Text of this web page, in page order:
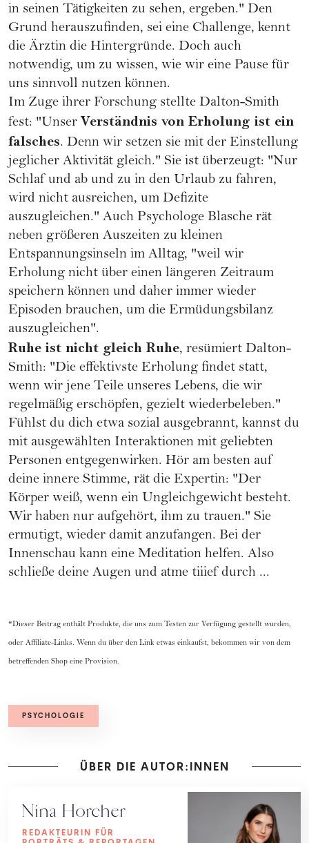
in seinen Tätigkeiten zu sehen, ergeben." Den
Grund herauszufinden, sei eine Challenge, kennt
die Ärztin die Hintergründe. Doch auch
notwendig, um zu wissen, wie wir eine Pause für
uns sinnvoll nutzen können.
Im Zuge ihrer Forschung stellte Dalton-Smith
fest: "Unser Verständnis von Erholung ist ein
falsches. Denn wir setzen sie mit der Einstellung
jeglicher Aktivität gleich." Sie ist überzeugt: "Nur
Schlaf und ab und zu in den Urlaub zu fahren,
wird nicht ausreichen, um Defizite
auszugleichen." Auch Psychologe Blasche rät
neben größeren Auszeiten zu kleinen
Entspannungsinseln im Alltag, "weil wir
Erholung nicht über einen längeren Zeitraum
speichern können und daher immer wieder
Episoden brauchen, um die Ermüdungsbilanz
auszugleichen".
Ruhe ist nicht gleich Ruhe, resümiert Dalton-
Smith: "Die effektivste Erholung findet statt,
wenn wir jene Teile unseres Lebens, die wir
regelmäßig erschöpfen, gezielt wiederbeleben."
Fühlst du dich etwa sozial ausgebrannt, kannst du
mit ausgewählten Interaktionen mit geliebten
Personen entgegenwirken. Hör am besten auf
deine innere Stimme, rät die Expertin: "Der
Körper weiß, wenn ein Ungleichgewicht besteht.
Wir haben nur aufgehört, ihm zu trauen." Sie
ermutigt, wieder damit anzufangen. Bei der
Innenschau kann eine Meditation helfen. Also
schließe deine Augen und atme tiiief durch ...
*Dieser Beitrag enthält Produkte, die uns zum Testen zur Verfügung gestellt wurden,
oder Affiliate-Links. Wenn du über den Link etwas einkaufst, bekommen wir von dem
betreffenden Shop eine Provision.
PSYCHOLOGIE
ÜBER DIE AUTOR:INNEN
Nina Horcher
REDAKTEURIN FÜR